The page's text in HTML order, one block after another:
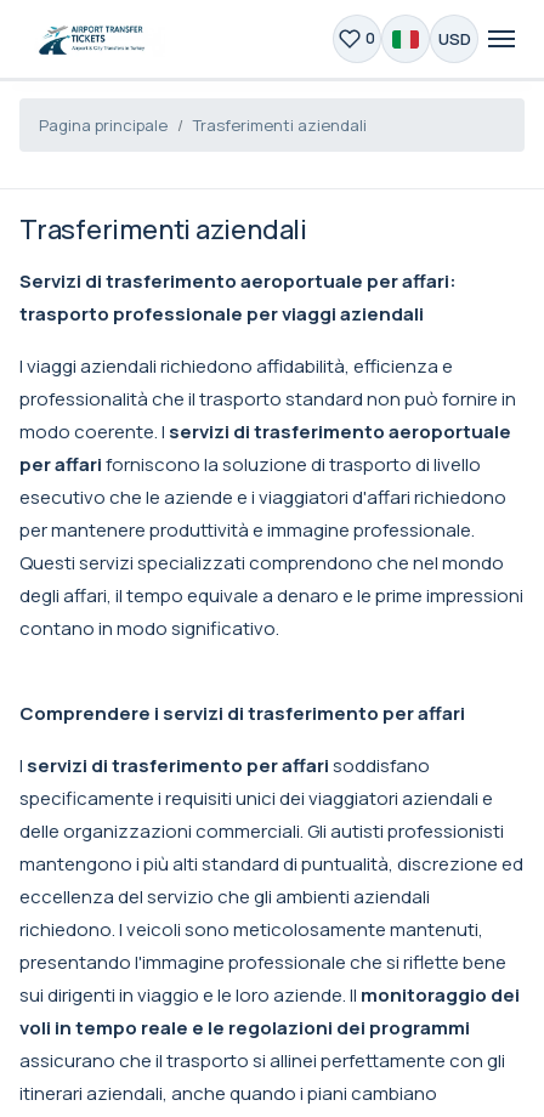
0 USD
Pagina principale Trasferimenti aziendali
Trasferimenti aziendali
Servizi di trasferimento aeroportuale per affari:
trasporto professionale per viaggi aziendali
I viaggi aziendali richiedono affidabilità, efficienza e
professionalità che il trasporto standard non può fornire in
modo coerente. I servizi di trasferimento aeroportuale
per affariforniscono la soluzione di trasporto di livello
esecutivo che le aziende e i viaggiatori d'affari richiedono
per mantenere produttività e immagine professionale.
Questi servizi specializzati comprendono che nel mondo
degli affari, il tempo equivale a denaro e le prime impressioni
contano in modo significativo.
Comprendere i servizi di trasferimento per affari
I servizi di trasferimento per affarisoddisfano
specificamente i requisiti unici dei viaggiatori aziendali e
delle organizzazioni commerciali. Gli autisti professionisti
mantengono i più alti standard di puntualità, discrezione ed
eccellenza del servizio che gli ambienti aziendali
richiedono. I veicoli sono meticolosamente mantenuti,
presentando l'immagine professionale che si riflette bene
sui dirigenti in viaggio e le loro aziende. Il monitoraggio dei
voli in tempo reale e le regolazioni dei programmi
assicurano che il trasporto si allinei perfettamente con gli
itinerari aziendali, anche quando i piani cambiano